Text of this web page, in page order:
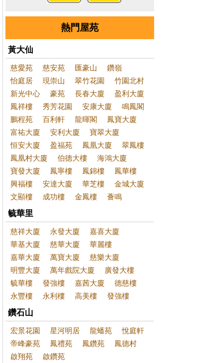
熱門屋苑
黃大仙
慈愛苑 慈安苑 匯豪山
鑽嶺
怡庭居
現崇山 翠竹花園
竹園北村
新光中心
豪苑 長春大廈
盈利大廈
鳳祥樓
秀芳花園 安康大廈
鳴鳳閣
鵬程苑
百利軒 龍暉閣
鳳寶大廈
富祐大廈
安利大廈
寶翠大廈
恒安大廈
盈福苑 鳳凰大廈
翠鳳樓
鳳凰村大廈
伯德大樓
海鴻大廈
寶發大廈
鳳寧樓 鳳錦樓
鳳華樓
興福樓
安達大廈 華芝樓
金城大廈
文顯樓
成功樓 金鳳樓 薈鳴
毓華里
慈祥大廈 永發大廈
嘉喜大廈
華基大廈
慈華大廈
華麗樓
嘉華大廈
萬寶大廈
慈樂大廈
明豐大廈
萬年戲院大廈
廣發大樓
毓華樓
發強樓 嘉茜大廈
德慈樓
永豐樓
永利樓 高美樓 發強樓
鑽石山
宏景花園 星河明居 龍蟠苑
悅庭軒
帝峰豪苑
鳳禮苑 鳳鑽苑
鳳德村
啟翔苑
啟鑽苑